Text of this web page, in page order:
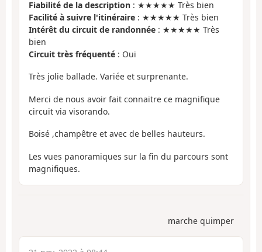
Fiabilité de la description : ★★★★★ Très bien
Facilité à suivre l'itinéraire : ★★★★★ Très bien
Intérêt du circuit de randonnée : ★★★★★ Très
bien
Circuit très fréquenté : Oui
Très jolie ballade. Variée et surprenante.
Merci de nous avoir fait connaitre ce magnifique
circuit via visorando.
Boisé ,champêtre et avec de belles hauteurs.
Les vues panoramiques sur la fin du parcours sont
magnifiques.
marche quimper